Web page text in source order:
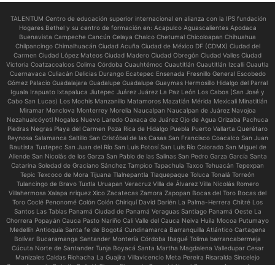
TALENTUM Centro de educación superior internacional en alianza con la IPS fundación
Hogares Bethel y su centro de formación en: Acapulco Aguascalientes Apodaca
Buenavista Campeche Cancún Celaya Chalco Chetumal Chicoloapan Chihuahua
Chilpancingo Chimalhuacán Ciudad Acuña Ciudad de México DF (CDMX) Ciudad del
Carmen Ciudad López Mateos Ciudad Madero Ciudad Obregón Ciudad Valles Ciudad
Victoria Coatzacoalcos Colima Córdoba Cuauhtémoc Cuautitlán Cuautitlán Izcalli Cuautla
Cuernavaca Culiacán Delicias Durango Ecatepec Ensenada Fresnillo General Escobedo
Gómez Palacio Guadalajara Guadalupe Guadalupe Guaymas Hermosillo Hidalgo del Parral
Iguala Irapuato Ixtapaluca Jiutepec Juárez Juárez La Paz León Los Cabos (San José y
Cabo San Lucas) Los Mochis Manzanillo Matamoros Mazatlán Mérida Mexicali Minatitlán
Miramar Monclova Monterrey Morelia Naucalpan Naucalpan de Juárez Navojoa
Nezahualcóyotl Nogales Nuevo Laredo Oaxaca de Juárez Ojo de Agua Orizaba Pachuca
Piedras Negras Playa del Carmen Poza Rica de Hidalgo Puebla Puerto Vallarta Querétaro
Reynosa Salamanca Saltillo San Cristóbal de las Casas San Francisco Coacalco San Juan
Bautista Tuxtepec San Juan del Río San Luis Potosí San Luis Río Colorado San Miguel de
Allende San Nicolás de los Garza San Pablo de las Salinas San Pedro Garza García Santa
Catarina Soledad de Graciano Sánchez Tampico Tapachula Taxco Tehuacán Tepexpan
Tepic Texcoco de Mora Tijuana Tlalnepantla Tlaquepaque Toluca Tonalá Torreón
Tulancingo de Bravo Tuxtla Uruapan Veracruz Villa de Álvarez Villa Nicolás Romero
Villahermosa Xalapa nriquez Xico Zacatecas Zamora Zapopan Bocas del Toro Bocas del
Toro Coclé Penonomé Colón Colón Chiriquí David Darién La Palma-Herrera Chitré Los
Santos Las Tablas Panamá Ciudad de Panamá Veraguas Santiago Panamá Oeste La
Chorrera Popayán Cauca Pasto Nariño Cali Valle del Cauca Neiva Huila Mocoa Putumayo
Medellín Antioquia Santa fe de Bogotá Cundinamarca Barranquilla Atlántico Cartagena
Bolívar Bucaramanga Santander Montería Córdoba Ibagué Tolima barrancabermeja
Cúcuta Norte de Santander Tunja Boyacá Santa Martha Magdalena Valledupar Cesar
Manizales Caldas Riohacha La Guajira Villavicencio Meta Pereira Risaralda Sincelejo